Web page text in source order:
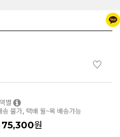
♡
별
송 불가, 택배 월~목 배송가능
75,300원